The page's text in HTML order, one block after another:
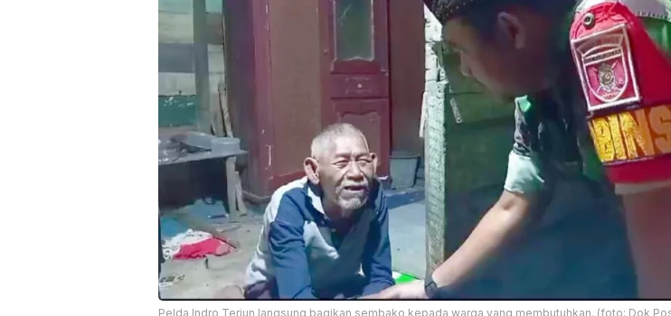
Pelda Indro Terjun langsung bagikan sembako kepada warga yang membutuhkan. (foto: Dok